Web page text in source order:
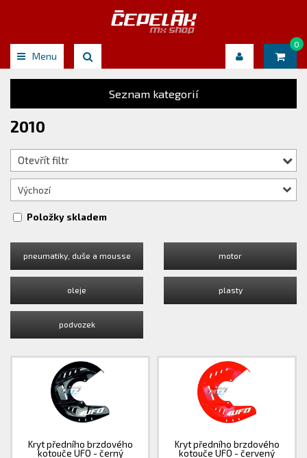
Menu
0
Seznam kategorií
2010
Otevřít filtr
Výchozí
Položky skladem
pneumatiky, duše a mousse motor
oleje plasty
podvozek
Kryt předního brzdového
kotouče UFO - černý
Kryt předního brzdového
kotouče UFO - červený